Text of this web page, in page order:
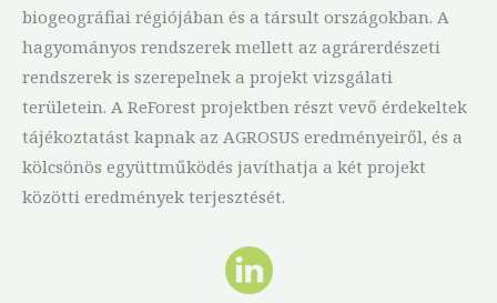
biogeográfiai régiójában és a társult országokban. A
hagyományos rendszerek mellett az agrárerdészeti
rendszerek is szerepelnek a projekt vizsgálati
területein. A ReForest projektben részt vevő érdekeltek
tájékoztatást kapnak az AGROSUS eredményeiről, és a
kölcsönös együttműködés javíthatja a két projekt
közötti eredmények terjesztését.